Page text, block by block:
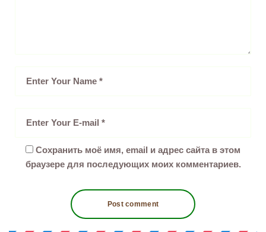
Сохранить моё имя, email и адрес сайта в этом
браузере для последующих моих комментариев.